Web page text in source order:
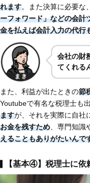
れます。また決算に必要な
ーフォワード」などの会計
金を払えば会計入力の代行
会社の財
てくれる
また、利益が出たときの節
Youtubeで有名な税理士も出
ますが、それを実際に自社
お金を残すため、専門知識
えることもありがたいんで
【基本④】税理士に依